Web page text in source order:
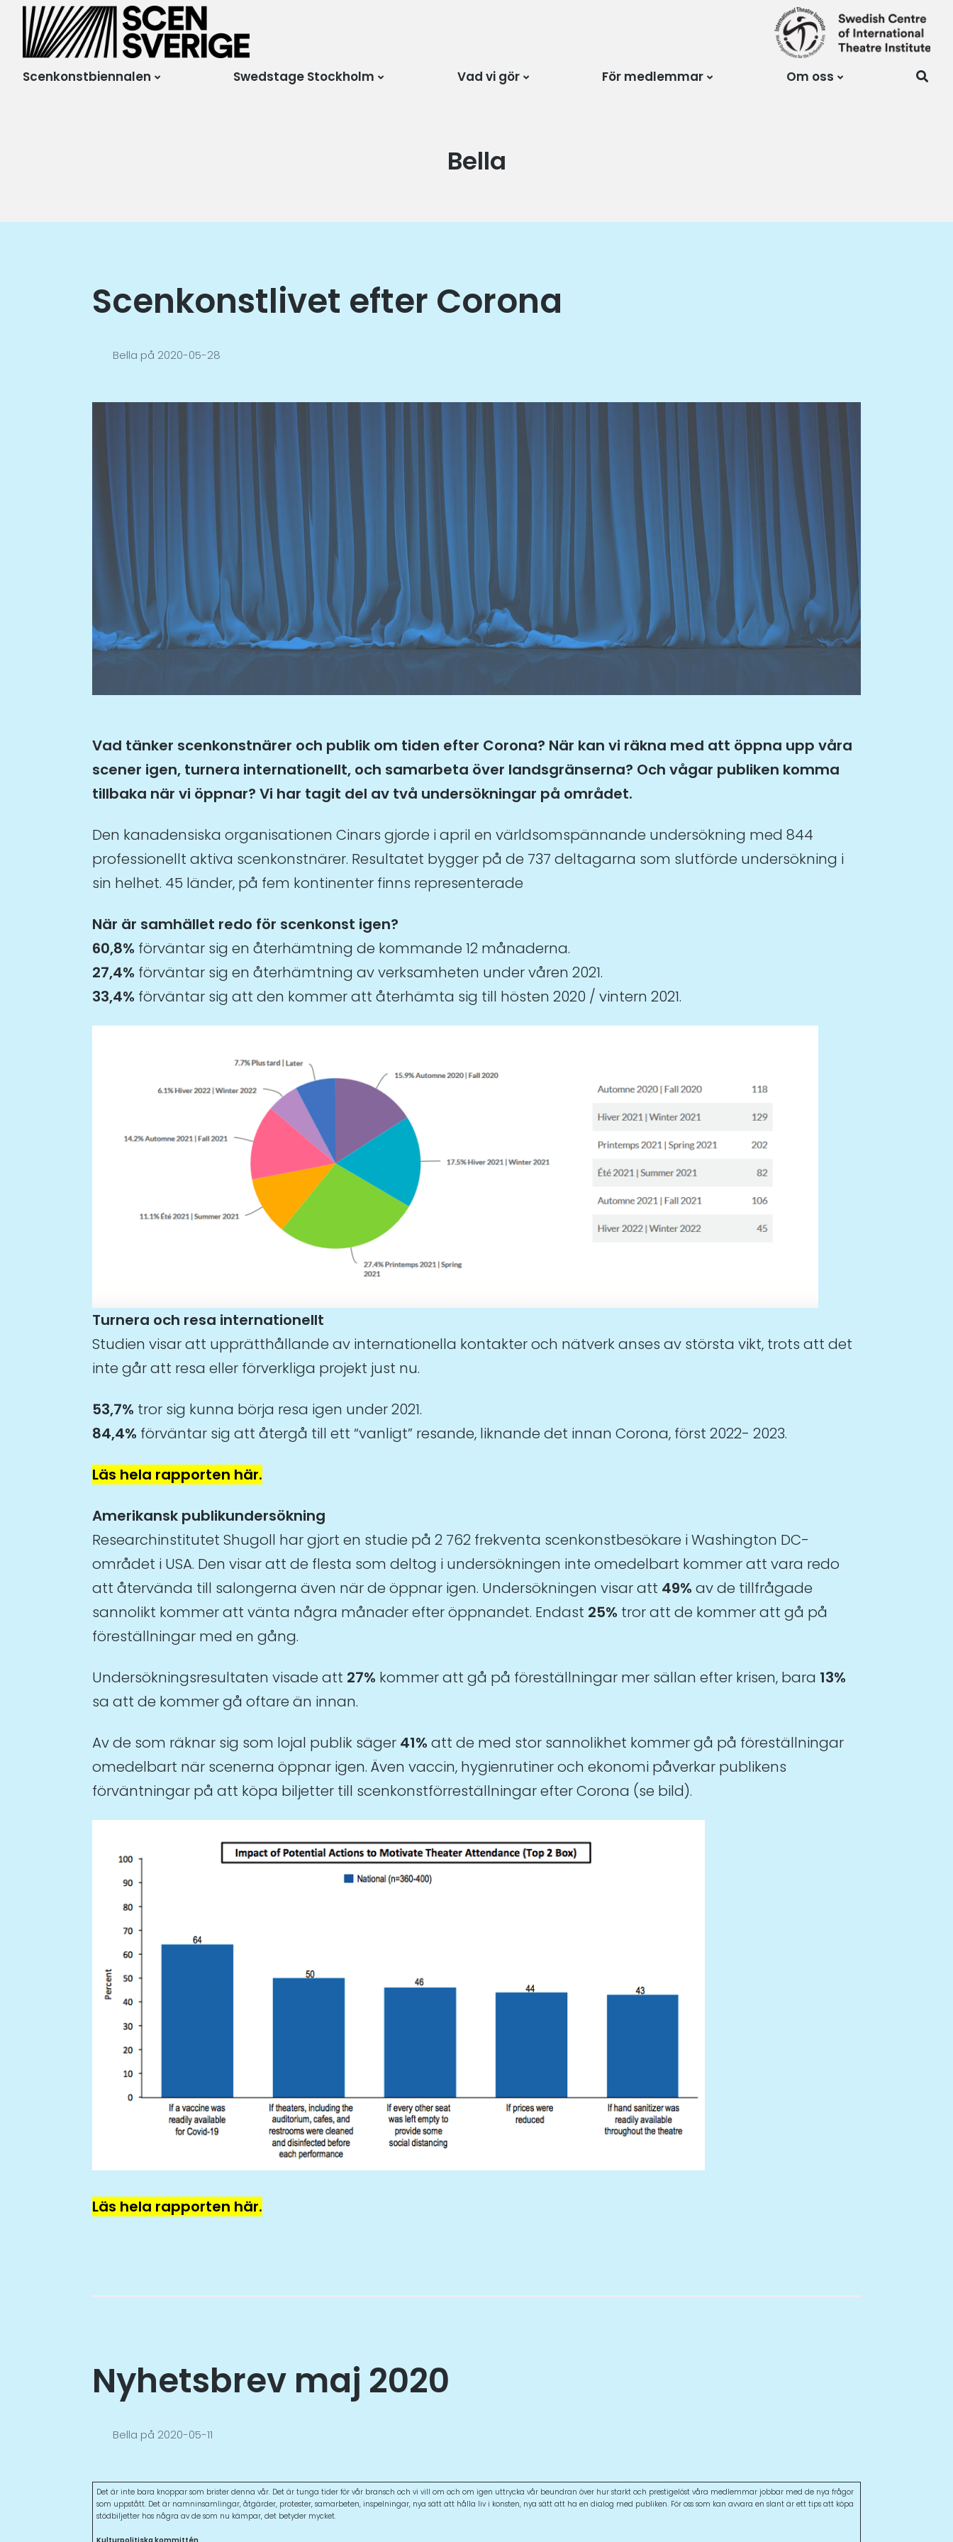
Scensverige
Mötesplats för svensk
och internationell
scenkonst
Scenkonstbiennalen Swedstage Stockholm Vad vi gör För medlemmar Om oss
Författare:
Bella
Scenkonstlivet efter Corona
Bella på 2020-05-28
Vad tänker scenkonstnärer och publik om tiden efter Corona? När kan vi räkna med att öppna upp våra
scener igen, turnera internationellt, och samarbeta över landsgränserna? Och vågar publiken komma
tillbaka när vi öppnar? Vi har tagit del av två undersökningar på området.
Den kanadensiska organisationen Cinars gjorde i april en världsomspännande undersökning med 844
professionellt aktiva scenkonstnärer. Resultatet bygger på de 737 deltagarna som slutförde undersökning i
sin helhet. 45 länder, på fem kontinenter finns representerade
När är samhället redo för scenkonst igen?
60,8% förväntar sig en återhämtning de kommande 12 månaderna.
27,4% förväntar sig en återhämtning av verksamheten under våren 2021.
33,4% förväntar sig att den kommer att återhämta sig till hösten 2020 / vintern 2021.
Turnera och resa internationellt
Studien visar att upprätthållande av internationella kontakter och nätverk anses av största vikt, trots att det
inte går att resa eller förverkliga projekt just nu.
53,7% tror sig kunna börja resa igen under 2021.
84,4% förväntar sig att återgå till ett “vanligt” resande, liknande det innan Corona, först 2022- 2023.
Läs hela rapporten här.
Amerikansk publikundersökning
Researchinstitutet Shugoll har gjort en studie på 2 762 frekventa scenkonstbesökare i Washington DC-
området i USA. Den visar att de flesta som deltog i undersökningen inte omedelbart kommer att vara redo
att återvända till salongerna även när de öppnar igen. Undersökningen visar att 49% av de tillfrågade
sannolikt kommer att vänta några månader efter öppnandet. Endast 25% tror att de kommer att gå på
föreställningar med en gång.
Undersökningsresultaten visade att 27% kommer att gå på föreställningar mer sällan efter krisen, bara 13%
sa att de kommer gå oftare än innan.
Av de som räknar sig som lojal publik säger 41% att de med stor sannolikhet kommer gå på föreställningar
omedelbart när scenerna öppnar igen. Även vaccin, hygienrutiner och ekonomi påverkar publikens
förväntningar på att köpa biljetter till scenkonstförreställningar efter Corona (se bild).
Läs hela rapporten här.
Nyhetsbrev maj 2020
Bella på 2020-05-11
Det är inte bara knoppar som brister denna vår. Det är tunga tider för vår bransch och vi vill om och om igen uttrycka vår beundran över hur starkt och prestigelöst våra medlemmar jobbar med de nya frågor
som uppstått. Det är namninsamlingar, åtgärder, protester, samarbeten, inspelningar, nya sätt att hålla liv i konsten, nya sätt att ha en dialog med publiken. För oss som kan avvara en slant är ett tips att köpa
stödbiljetter hos några av de som nu kämpar, det betyder mycket.